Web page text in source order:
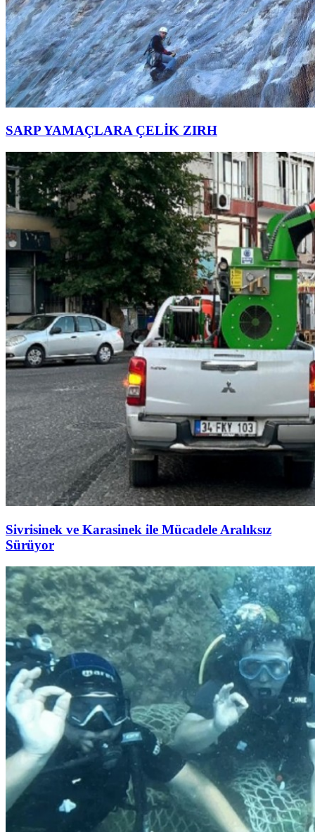
SARP YAMAÇLARA ÇELİK ZIRH
Sivrisinek ve Karasinek ile Mücadele Aralıksız
Sürüyor